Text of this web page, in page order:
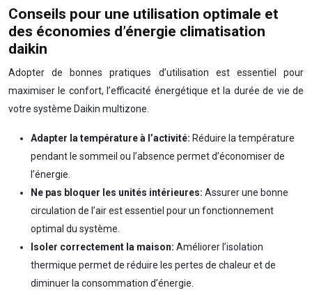
Conseils pour une utilisation optimale et
des économies d’énergie climatisation
daikin
Adopter de bonnes pratiques d’utilisation est essentiel pour
maximiser le confort, l’efficacité énergétique et la durée de vie de
votre système Daikin multizone.
Adapter la température à l’activité: Réduire la température
pendant le sommeil ou l’absence permet d’économiser de
l’énergie.
Ne pas bloquer les unités intérieures: Assurer une bonne
circulation de l’air est essentiel pour un fonctionnement
optimal du système.
Isoler correctement la maison: Améliorer l’isolation
thermique permet de réduire les pertes de chaleur et de
diminuer la consommation d’énergie.